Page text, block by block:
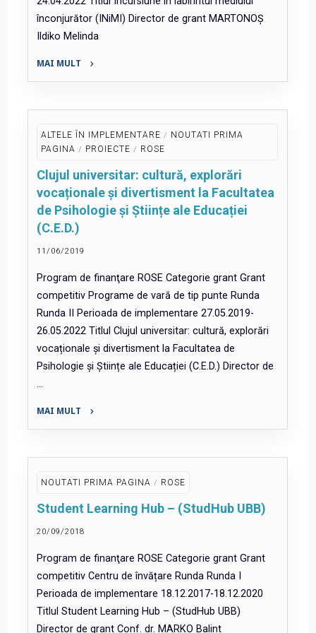
înconjurător (INiMI) Director de grant MARTONOȘ
Ildiko Melinda
MAI MULT
"Incursiune
labirintul
mediului
înconjurător
ALTELE ÎN IMPLEMENTARE / NOUTATI PRIMA
PAGINA / PROIECTE / ROSE
Clujul universitar: cultură, explorări
vocaționale și divertisment la Facultatea
de Psihologie și Științe ale Educației
(C.E.D.)
11/06/2019
Program de finanţare ROSE Categorie grant Grant
competitiv Programe de vară de tip punte Runda
Runda II Perioada de implementare 27.05.2019-
26.05.2022 Titlul Clujul universitar: cultură, explorări
vocaționale și divertisment la Facultatea de
Psihologie și Științe ale Educației (C.E.D.) Director de
…
MAI MULT
"Clujul
cultură,
explorări
și
divertisment
Facultatea
de
Psihologie
și
NOUTATI PRIMA PAGINA / ROSE
Student Learning Hub – (StudHub UBB)
20/09/2018
Program de finanţare ROSE Categorie grant Grant
competitiv Centru de învățare Runda Runda I
Perioada de implementare 18.12.2017-18.12.2020
Titlul Student Learning Hub – (StudHub UBB)
Director de grant Conf. dr. MARKO Balint